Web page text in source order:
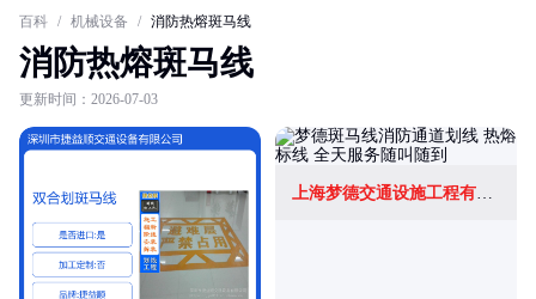
百科 / 机械设备 / 消防热熔斑马线
消防热熔斑马线
更新时间：2026-07-03
上海梦德交通设施工程有限公司